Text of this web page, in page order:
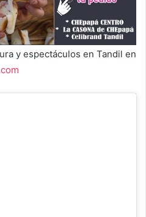
y espectáculos en Tandil en